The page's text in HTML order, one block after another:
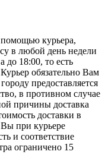
помощью курьера,
в любой день недели
до 18:00, то есть
обязательно Вам
предоставляется
в противном случае
причины доставка
доставки в
при курьере
и соответствие
ограничено 15